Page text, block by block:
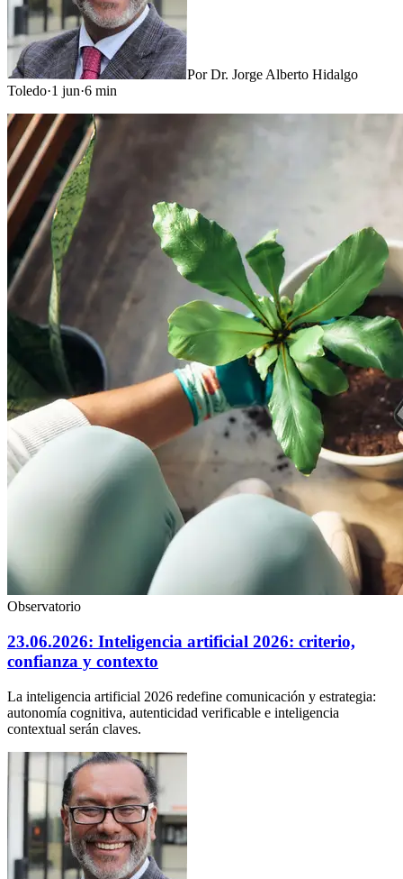
PorDr. Jorge Alberto Hidalgo
Toledo·1 jun·6 min
Observatorio
23.06.2026: Inteligencia artificial 2026: criterio,
confianza y contexto
La inteligencia artificial 2026 redefine comunicación y estrategia:
autonomía cognitiva, autenticidad verificable e inteligencia
contextual serán claves.